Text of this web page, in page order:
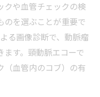
クや血管チェックの検
を選ぶことが重要で
る画像診断で、動脈瘤
す。頸動脈エコーで
（血管内のコブ）の有